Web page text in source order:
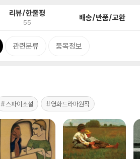
리뷰/한줄평
55 배송/반품/교환
관련분류 품목정보
#스파이소설 #영화드라마원작